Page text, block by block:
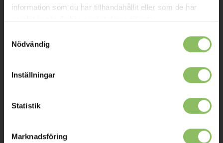
information som du har tillhandahållit eller som de har
samlat in när du har använt deras tjänster.
Nödvändig
Inställningar
Statistik
Marknadsföring
Mitt konto
Leverans
Reklamation